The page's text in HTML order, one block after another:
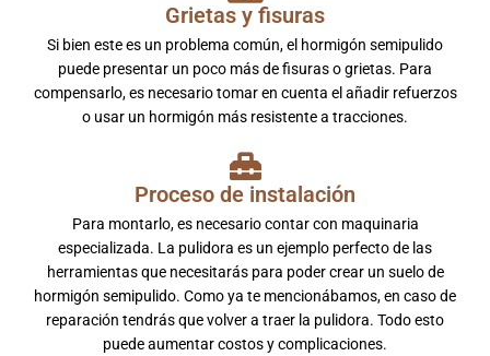
Grietas y fisuras
Si bien este es un problema común, el hormigón semipulido
puede presentar un poco más de fisuras o grietas. Para
compensarlo, es necesario tomar en cuenta el añadir refuerzos
o usar un hormigón más resistente a tracciones.
Proceso de instalación
Para montarlo, es necesario contar con maquinaria
especializada. La pulidora es un ejemplo perfecto de las
herramientas que necesitarás para poder crear un suelo de
hormigón semipulido. Como ya te mencionábamos, en caso de
reparación tendrás que volver a traer la pulidora. Todo esto
puede aumentar costos y complicaciones.